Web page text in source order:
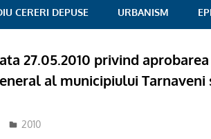
CERERI DEPUSE URBANISM
27.05.2010 privind
al municipiului
2010